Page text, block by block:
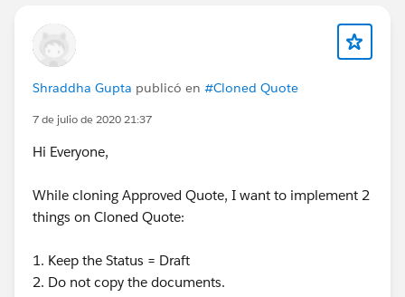
Shraddha Gupta publicó en #Cloned Quote
7 de julio de 2020 21:37
Hi Everyone,
While cloning Approved Quote, I want to implement 2
things on Cloned Quote:
1. Keep the Status = Draft
2. Do not copy the documents.